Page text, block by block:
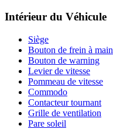
Intérieur du Véhicule
Siège
Bouton de frein à main
Bouton de warning
Levier de vitesse
Pommeau de vitesse
Commodo
Contacteur tournant
Grille de ventilation
Pare soleil